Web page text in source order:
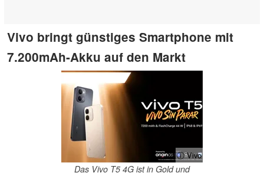
Vivo bringt günstiges Smartphone mit
7.200mAh-Akku auf den Markt
ⓘ Vivo
Das Vivo T5 4G ist in Gold und